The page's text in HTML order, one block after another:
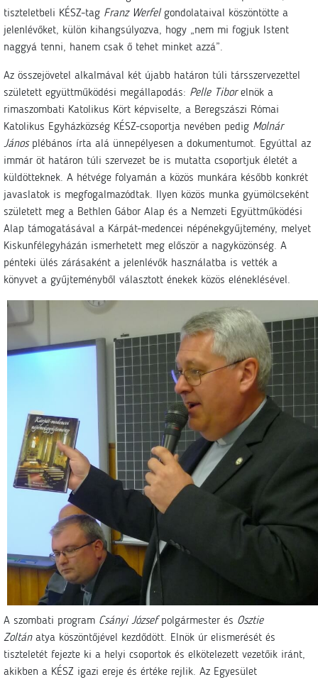
tiszteletbeli KÉSZ-tag Franz Werfelgondolataival köszöntötte a
jelenlévőket, külön kihangsúlyozva, hogy „nem mi fogjuk Istent
naggyá tenni, hanem csak ő tehet minket azzá”.
Az összejövetel alkalmával két újabb határon túli társszervezettel
született együttműködési megállapodás: Pelle Tiborelnök a
rimaszombati Katolikus Kört képviselte, a Beregszászi Római
Katolikus Egyházközség KÉSZ-csoportja nevében pedig Molnár
Jánosplébános írta alá ünnepélyesen a dokumentumot. Egyúttal az
immár öt határon túli szervezet be is mutatta csoportjuk életét a
küldötteknek. A hétvége folyamán a közös munkára később konkrét
javaslatok is megfogalmazódtak. Ilyen közös munka gyümölcseként
született meg a Bethlen Gábor Alap és a Nemzeti Együttműködési
Alap támogatásával a Kárpát-medencei népénekgyűjtemény, melyet
Kiskunfélegyházán ismerhetett meg először a nagyközönség. A
pénteki ülés zárásaként a jelenlévők használatba is vették a
könyvet a gyűjteményből választott énekek közös eléneklésével.
A szombati program Csányi Józsefpolgármester és Osztie
Zoltánatya köszöntőjével kezdődött. Elnök úr elismerését és
tiszteletét fejezte ki a helyi csoportok és elkötelezett vezetőik iránt,
akikben a KÉSZ igazi ereje és értéke rejlik. Az Egyesület